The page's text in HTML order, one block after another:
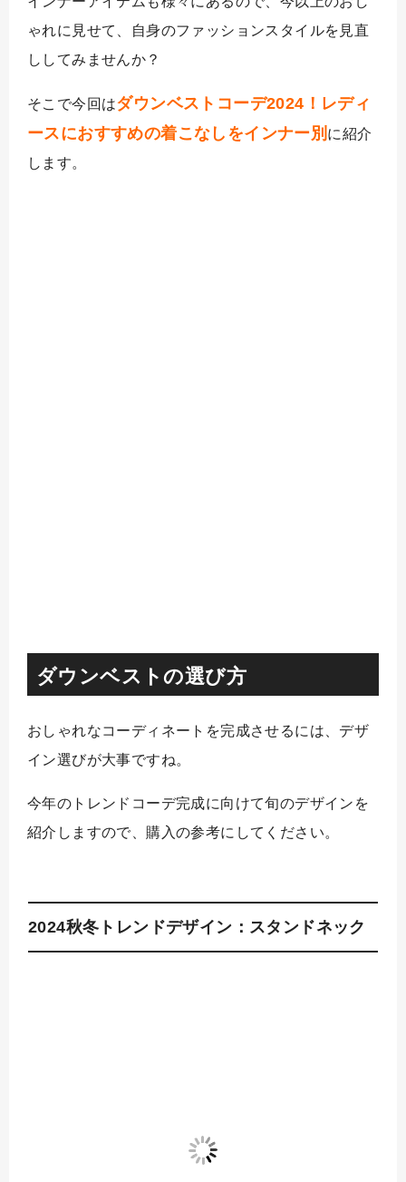
ゃれに見せて、自身のファッションスタイルを見直
ししてみませんか？
そこで今回はダウンベストコーデ2024！レディ
ースにおすすめの着こなしをインナー別 に紹介
します。
ダウンベストの選び方
おしゃれなコーディネートを完成させるには、デザ
イン選びが大事ですね。
今年のトレンドコーデ完成に向けて旬のデザインを
紹介しますので、購入の参考にしてください。
2024秋冬トレンドデザイン：スタンドネック